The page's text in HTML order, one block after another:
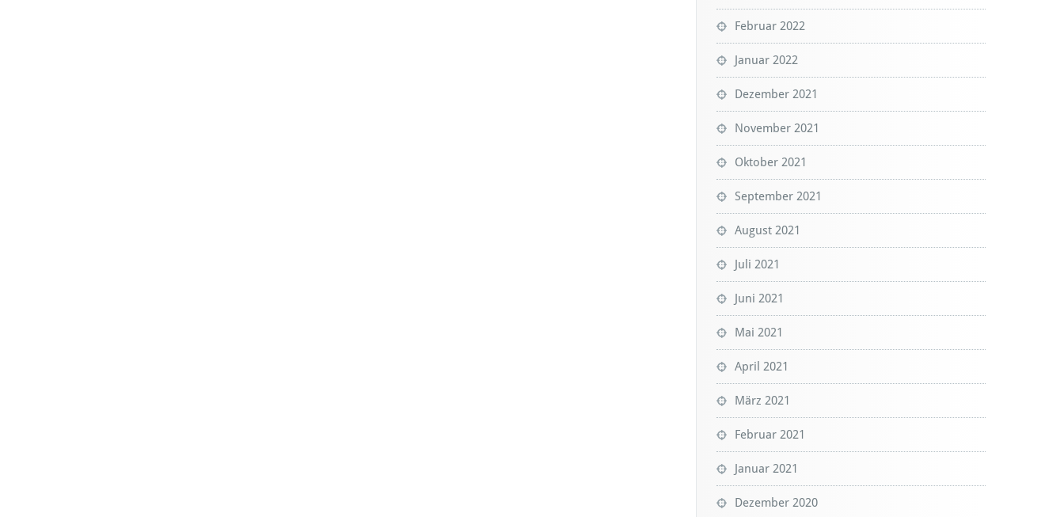
Februar 2022
Januar 2022
Dezember 2021
November 2021
Oktober 2021
September 2021
August 2021
Juli 2021
Juni 2021
Mai 2021
April 2021
März 2021
Februar 2021
Januar 2021
Dezember 2020